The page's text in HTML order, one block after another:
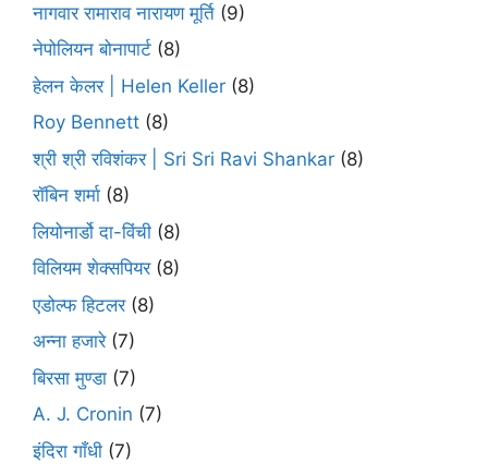
नागवार रामाराव नारायण मूर्ति (9)
नेपोलियन बोनापार्ट (8)
हेलन केलर | Helen Keller (8)
Roy Bennett (8)
श्री श्री रविशंकर | Sri Sri Ravi Shankar (8)
रॉबिन शर्मा (8)
लियोनार्डो दा-विंची (8)
विलियम शेक्सपियर(8)
एडोल्फ हिटलर(8)
अन्ना हजारे(7)
बिरसा मुण्डा (7)
A. J. Cronin (7)
इंदिरा गाँधी (7)